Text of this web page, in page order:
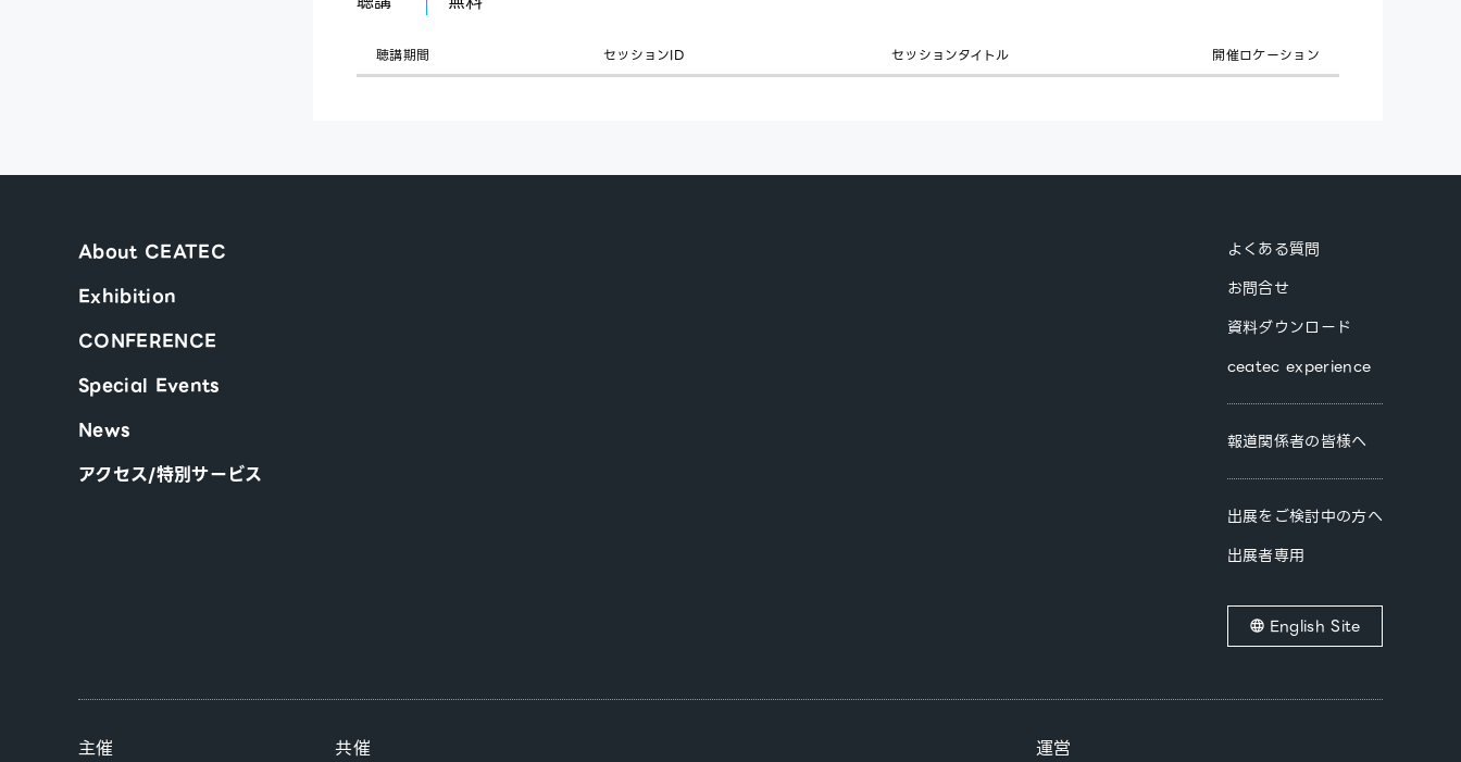
聴講期間 セッションID セッションタイトル 開催ロケーション
About CEATEC
Exhibition
CONFERENCE
Special Events
News
アクセス/特別サービス
よくある質問
お問合せ
資料ダウンロード
ceatec experience
報道関係者の皆様へ
出展をご検討中の方へ
出展者専用
English Site
主催 共催 運営